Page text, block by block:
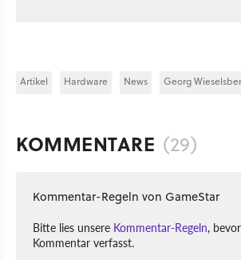
Artikel Hardware News Georg
KOMMENTARE (29)
Kommentar-Regeln von GameStar
Bitte lies unsere Kommentar-Regeln,
Kommentar verfasst.